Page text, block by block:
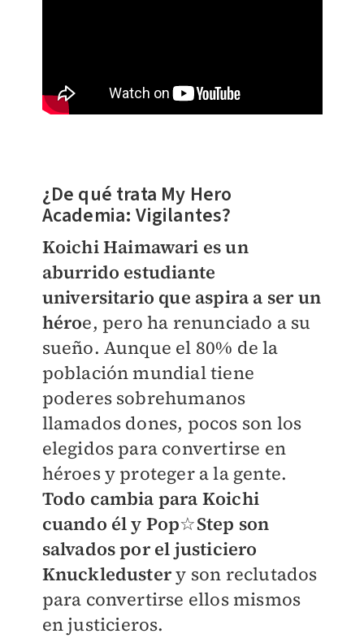
¿De qué trata My Hero
Academia: Vigilantes?
Koichi Haimawari es un
aburrido estudiante
universitario que aspira a ser un
héroe, pero ha renunciado a su
sueño. Aunque el 80% de la
población mundial tiene
poderes sobrehumanos
llamados dones, pocos son los
elegidos para convertirse en
héroes y proteger a la gente.
Todo cambia para Koichi
cuando él y Pop☆Step son
salvados por el justiciero
Knuckledustery son reclutados
para convertirse ellos mismos
en justicieros.